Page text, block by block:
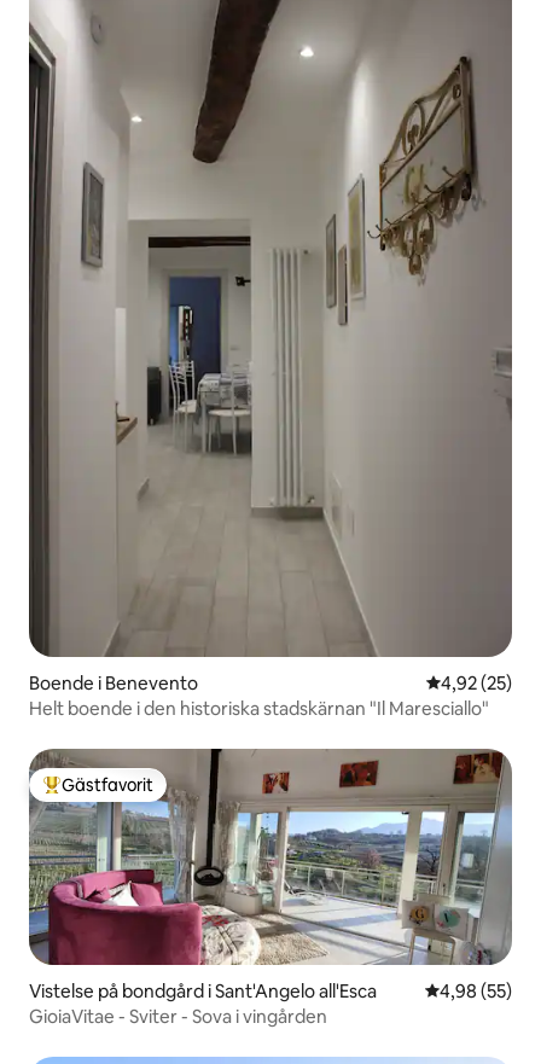
Boende i Benevento 4,92 av 5 i
4,92 (25)
Helt boende i den historiska stadskärnan "Il Maresciallo"
Populär gästfavorit
Gästfavorit
Vistelse på bondgård i Sant'Angelo all'Esca 4,98 av 5 i
4,98 (55)
GioiaVitae - Sviter - Sova i vingården